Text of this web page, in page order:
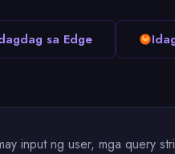
sa Edge
input ng user, mga query